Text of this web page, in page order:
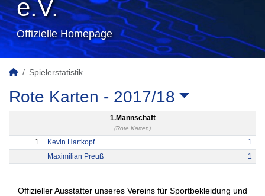
e.V.
Offizielle Homepage
Spielerstatistik
Rote Karten - 2017/18
1.Mannschaft
(Rote Karten)
1 Kevin Hartkopf
1
Maximilian Preuß
1
Offizieller Ausstatter unseres Vereins für Sportbekleidung und